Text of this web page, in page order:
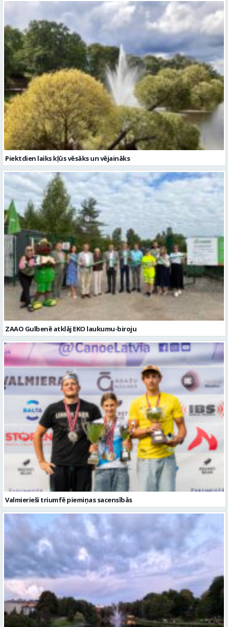
Piektdien laiks kļūs vēsāks un vējaināks
ZAAO Gulbenē atklāj EKO laukumu-biroju
Valmierieši triumfē piemiņas sacensībās
Gaidāma silta nakts